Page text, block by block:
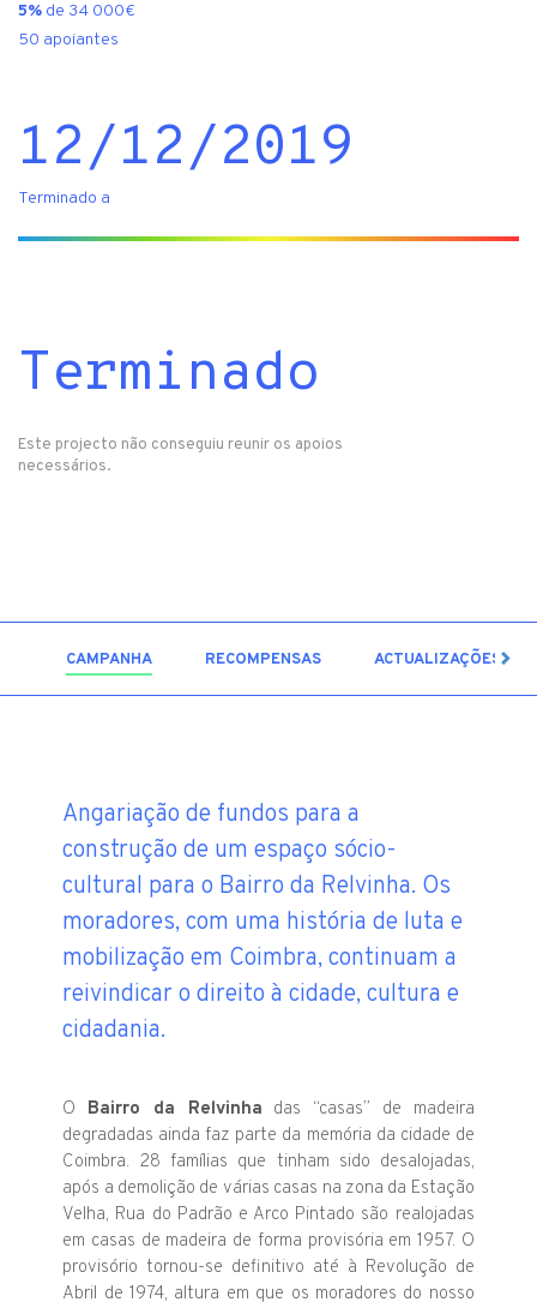
5% de 34 000€
50 apoiantes
12/12/2019
Terminado a
Terminado
Este projecto não conseguiu reunir os apoios
necessários.
CAMPANHA RECOMPENSAS ACTUALIZAÇÕES
Angariação de fundos para a
construção de um espaço sócio-
cultural para o Bairro da Relvinha. Os
moradores, com uma história de luta e
mobilização em Coimbra, continuam a
reivindicar o direito à cidade, cultura e
cidadania.
O Bairro da Relvinha das “casas” de madeira
degradadas ainda faz parte da memória da cidade de
Coimbra. 28 famílias que tinham sido desalojadas,
após a demolição de várias casas na zona da Estação
Velha, Rua do Padrão e Arco Pintado são realojadas
em casas de madeira de forma provisória em 1957. O
provisório tornou-se definitivo até à Revolução de
Abril de 1974, altura em que os moradores do nosso